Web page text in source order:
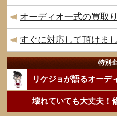
オーディオ一式の買取
すぐに対応して頂けまし
特別
リケジョが語るオーデ
壊れていても大丈夫！